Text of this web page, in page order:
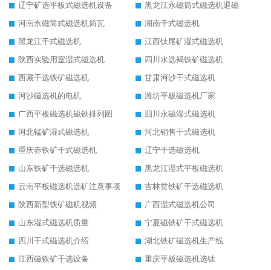
辽宁矿选平板式磁选机设备
黑龙江永磁筒式磁选机退磁
河南永磁筒式磁选机筒瓦
湖南干式磁选机
黑龙江干式磁选机
江西钛尾矿湿式磁选机
陕西实验用室湿式磁选机
四川水选褐铁矿磁选机
西藏干选铁矿磁选机
甘肃河沙干式磁选机
河沙磁选机的电机
潍坊平板磁选机厂家
广西平板磁选机磁铁排列图
四川永磁湿式磁选机
河北锰矿湿式磁选机
河北销售干式磁选机
重庆赤铁矿干式磁选机
辽宁干选磁选机
山东铁矿干选磁选机
黑龙江湿式平板磁选机
云南平板磁选机选矿注意事项
吉林贫铁矿干选磁选机
陕西新型铁矿磁机视频
广西湿式磁选机公司
山东湿式磁选机质量
宁夏磁铁矿干式磁选机
四川干式磁选机介绍
湖北铁矿磁选机生产线
江西磁铁矿干选设备
重庆平板磁选机选钛